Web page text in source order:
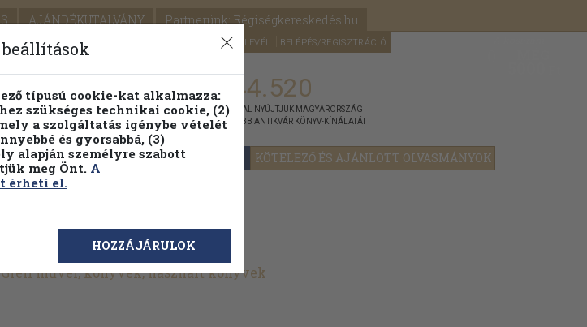
AJÁNDÉKUTALVÁNY Partnerünk: Régiségkereskedés.hu
SEGÍTSÉG HÍRLEVÉL BELÉPÉS/REGISZTRÁCIÓ
FENNTARTHATÓ OLVASMÁNYOK KÖTELEZŐ ÉS AJÁNLOTT OLVASMÁNYOK
kereső Témaköri fa 1.144.520
KIADVÁNNYAL NYÚJTJUK MAGYARORSZÁG
LEGNAGYOBB ANTIKVÁR KÖNYV-KÍNÁLATÁT
művei, könyvek, használt könyvek
típusú cookie-kat alkalmazza:
szükséges technikai cookie, (2)
a szolgáltatás igénybe vételét
és gyorsabbá, (3)
alapján személyre szabott
meg Önt. A
érheti el.
HOZZÁJÁRULOK